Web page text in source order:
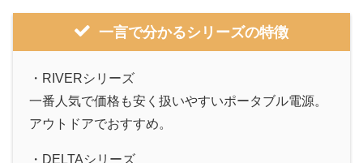
一言で分かるシリーズの特徴
・RIVERシリーズ
一番人気で価格も安く扱いやすいポータブル電源。
アウトドアでおすすめ。
・DELTAシリーズ